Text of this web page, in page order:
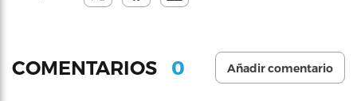
COMENTARIOS 0 Añadir comentario